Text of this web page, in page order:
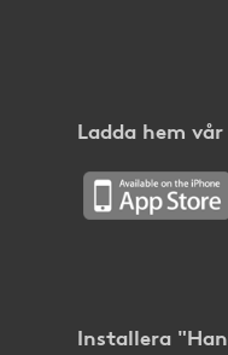
Ladda hem
Installera